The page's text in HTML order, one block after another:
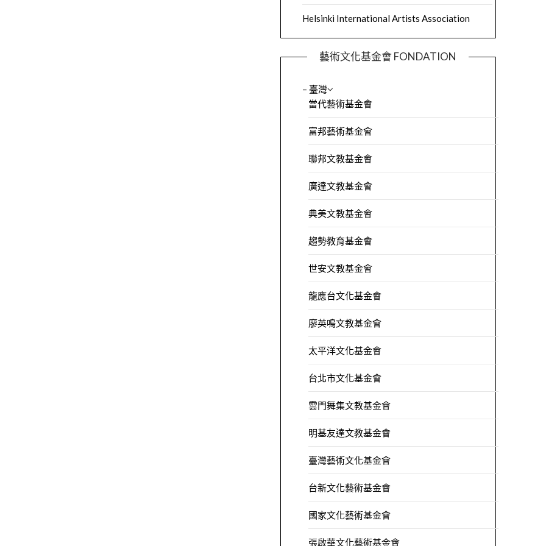
Helsinki International Artists Association
藝術文化基金會 FONDATION
– 臺灣
當代藝術基金會
富邦藝術基金會
聯邦文教基金會
廣達文教基金會
典美文教基金會
趨勢教育基金會
世安文教基金會
龍應台文化基金會
廖英鳴文教基金會
太平洋文化基金會
台北市文化基金會
雲門舞集文教基金會
明基友達文教基金會
臺灣藝術文化基金會
台新文化藝術基金會
國家文化藝術基金會
張啟華文化藝術基金會